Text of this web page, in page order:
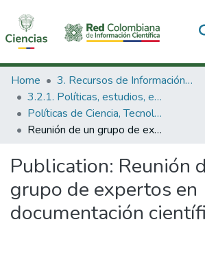
Communities & Collections
All of DSpace
Statistics
Home
3. Recursos de Información Científica y Tecnológica
3.2.1. Políticas, estudios, evaluaciones e indicadores de CTeI
Políticas de Ciencia, Tecnología e Innovación
Reunión de un grupo de expertos en documentación científica.
Publication: Reunión
grupo de expertos en
documentación